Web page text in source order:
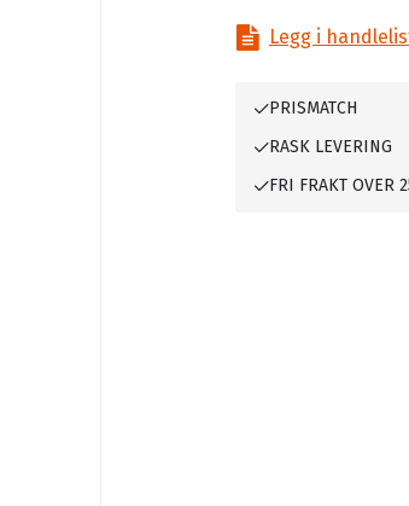
Legg i
PRISMATCH
RASK LEVERING
FRI FRAKT OVER